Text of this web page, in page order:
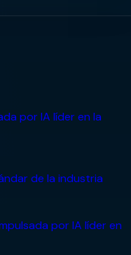
por IA líder en la
de la industria
por IA líder en